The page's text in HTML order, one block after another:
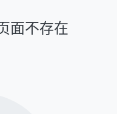
面不存在